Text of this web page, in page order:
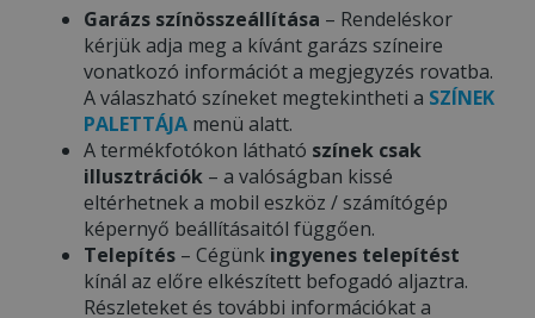
Garázs színösszeállítása – Rendeléskor
kérjük adja meg a kívánt garázs színeire
vonatkozó információt a megjegyzés rovatba.
A válaszható színeket megtekintheti a SZÍNEK
PALETTÁJA menü alatt.
A termékfotókon látható színek csak
illusztrációk – a valóságban kissé
eltérhetnek a mobil eszköz / számítógép
képernyő beállításaitól függően.
Telepítés – Cégünk ingyenes telepítést
kínál az előre elkészített befogadó aljaztra.
Részleteket és további információkat a